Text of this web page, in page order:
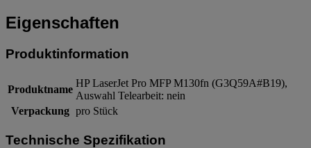
Eigenschaften
Produktinformation
Produktname
HP LaserJet Pro MFP M130fn (G3Q59A#B19),
Auswahl Telearbeit: nein
Verpackung pro Stück
Technische Spezifikation